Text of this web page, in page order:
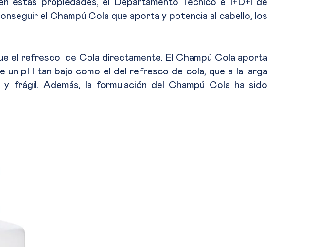
estas propiedades, el Departamento Técnico e I+D+i de
el Champú Cola que aporta y potencia al cabello, los
el refresco de Cola directamente. El Champú Cola aporta
un pH tan bajo como el del refresco de cola, que a la larga
frágil. Además, la formulación del Champú Cola ha sido